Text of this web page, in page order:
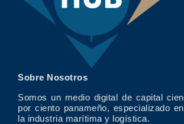
Sobre Nosotros
Somos un medio digital de capital cien
por ciento panameño, especializado en
la industria marítima y logística.